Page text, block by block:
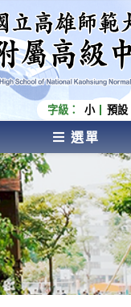
學附屬高級中學 Affiliated
of National Kaohsiung
University
字級： 小 預設
選單
HIGH
NORMAL